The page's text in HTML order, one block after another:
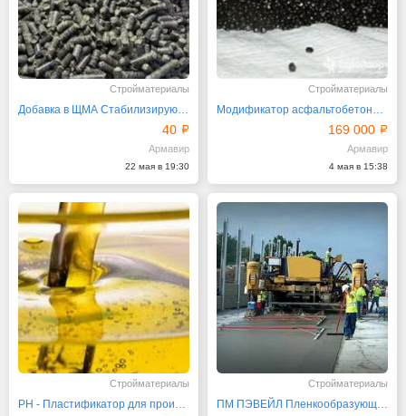
Стройматериалы
Добавка в ЩМА Стабилизирующая АБСПРО
40
Армавир
22 мая в 19:30
Стройматериалы
Модификатор асфальтобетона РТЭП
169 000
Армавир
4 мая в 15:38
Стройматериалы
РН - Пластификатор для производства ПБВ
Стройматериалы
ПМ ПЭВЕЙЛ Пленкообразующий материал водоразбавляемый